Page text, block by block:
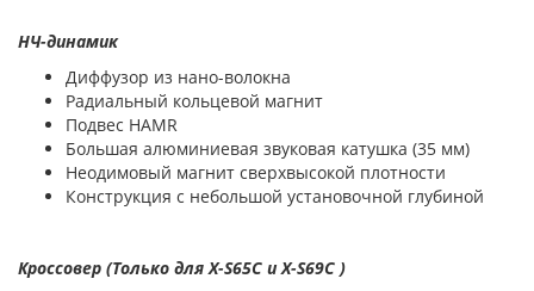
НЧ-динамик
Диффузор из нано-волокна
Радиальный кольцевой магнит
Подвес HAMR
Большая алюминиевая звуковая катушка (35 мм)
Неодимовый магнит сверхвысокой плотности
Конструкция с небольшой установочной глубиной
Кроссовер (Только для X-S65C и X-S69C )